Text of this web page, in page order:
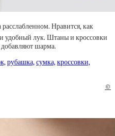
Нравится, как
удобный лук. Штаны и кроссовки
шарма.
рубашка,сумка,кроссовки,
©